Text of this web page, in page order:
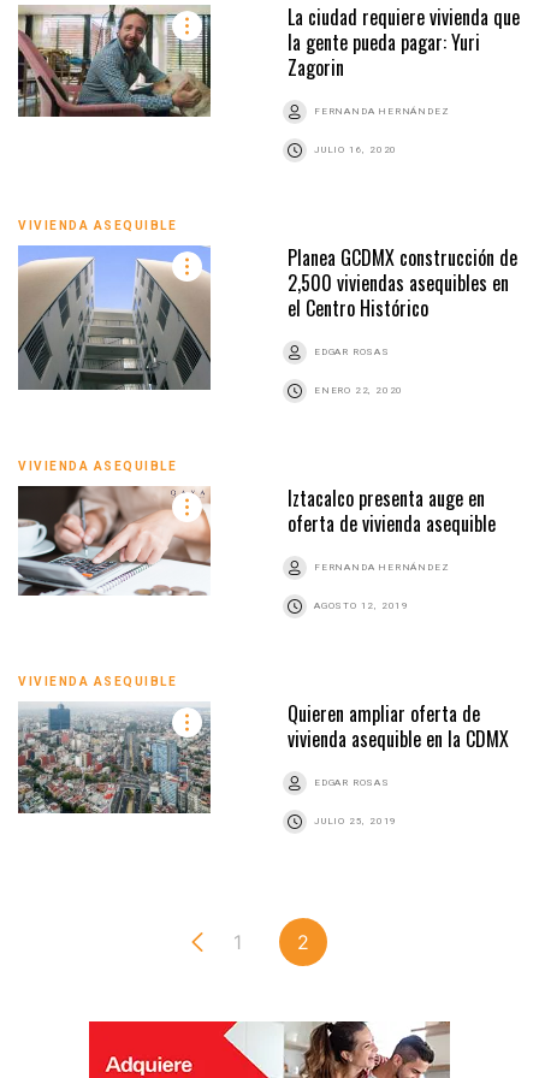
La ciudad requiere vivienda que
la gente pueda pagar: Yuri
Zagorin
FERNANDA HERNÁNDEZ
JULIO 16, 2020
VIVIENDA ASEQUIBLE
Planea GCDMX construcción de
2,500 viviendas asequibles en
el Centro Histórico
EDGAR ROSAS
ENERO 22, 2020
VIVIENDA ASEQUIBLE
Iztacalco presenta auge en
oferta de vivienda asequible
FERNANDA HERNÁNDEZ
AGOSTO 12, 2019
VIVIENDA ASEQUIBLE
Quieren ampliar oferta de
vivienda asequible en la CDMX
EDGAR ROSAS
JULIO 25, 2019
1 2